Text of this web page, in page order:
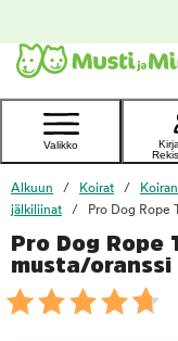
Ota yhteyttä
asiakaspalveluun
Valikko
Alkuun Koirat
jälkiliinat
Pro Dog Rope
Pro Dog Rope
musta/oranssi
foo